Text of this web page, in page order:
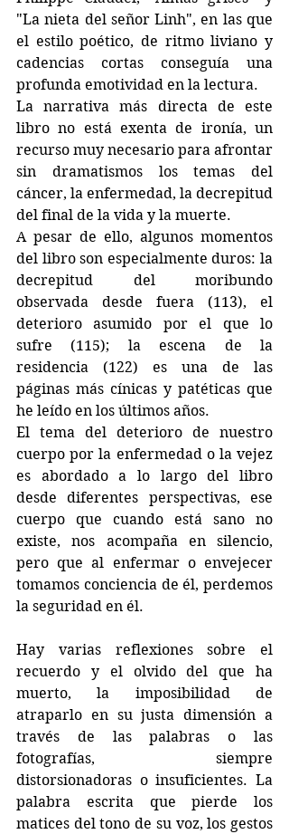
"La nieta del señor Linh", en las que
el estilo poético, de ritmo liviano y
cadencias cortas conseguía una
profunda emotividad en la lectura.
La narrativa más directa de este
libro no está exenta de ironía, un
recurso muy necesario para afrontar
sin dramatismos los temas del
cáncer, la enfermedad, la decrepitud
del final de la vida y la muerte.
A pesar de ello, algunos momentos
del libro son especialmente duros: la
decrepitud del moribundo
observada desde fuera (113), el
deterioro asumido por el que lo
sufre (115); la escena de la
residencia (122) es una de las
páginas más cínicas y patéticas que
he leído en los últimos años.
El tema del deterioro de nuestro
cuerpo por la enfermedad o la vejez
es abordado a lo largo del libro
desde diferentes perspectivas, ese
cuerpo que cuando está sano no
existe, nos acompaña en silencio,
pero que al enfermar o envejecer
tomamos conciencia de él, perdemos
la seguridad en él.
Hay varias reflexiones sobre el
recuerdo y el olvido del que ha
muerto, la imposibilidad de
atraparlo en su justa dimensión a
través de las palabras o las
fotografías, siempre
distorsionadoras o insuficientes. La
palabra escrita que pierde los
matices del tono de su voz, los gestos